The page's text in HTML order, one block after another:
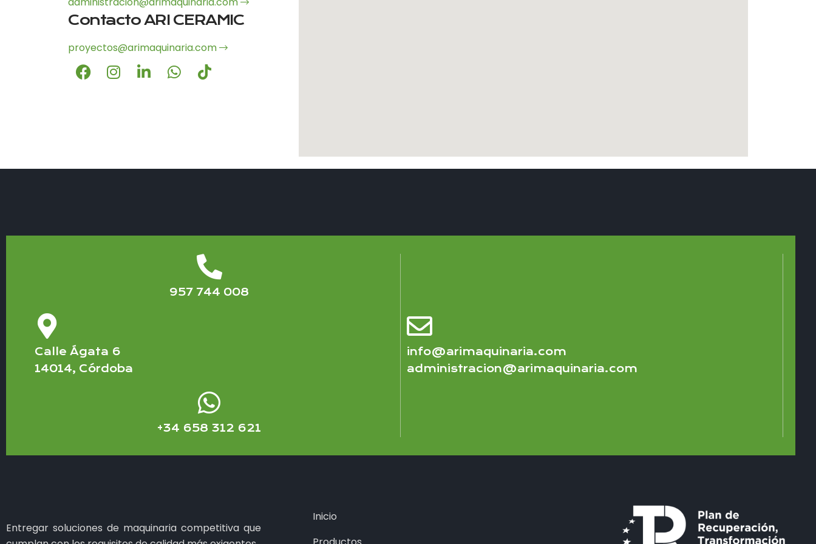
Contacto ARI CERAMIC
proyectos@arimaquinaria.com
957 744 008
Calle Ágata 6
14014, Córdoba
+34 658 312 621
info@arimaquinaria.com
administracion@arimaquinaria.com
Entregar soluciones de maquinaria competitiva que
Inicio